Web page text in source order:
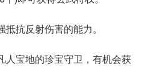
抗反射伤害的能力。
宝地的珍宝守卫，有机会获